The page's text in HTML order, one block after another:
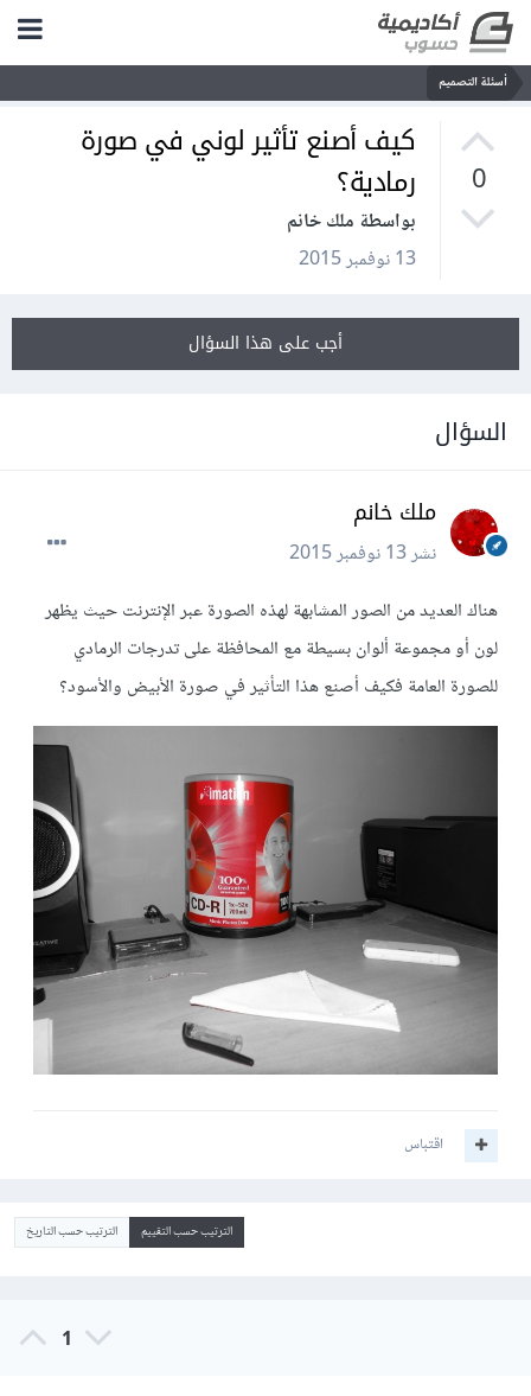
أسئلة التصميم
0
كيف أصنع تأثير لوني في صورة
رمادية؟
بواسطة ملك خانم
13 نوفمبر 2015
أجب على هذا السؤال
السؤال
ملك خانم
نشر13 نوفمبر 2015
هناك العديد من الصور المشابهة لهذه الصورة عبر الإنترنت حيث يظهر
لون أو مجموعة ألوان بسيطة مع المحافظة على تدرجات الرمادي
للصورة العامة فكيف أصنع هذا التأثير في صورة الأبيض والأسود؟
اقتباس
الترتيب حسب التقييم الترتيب حسب التاريخ
1